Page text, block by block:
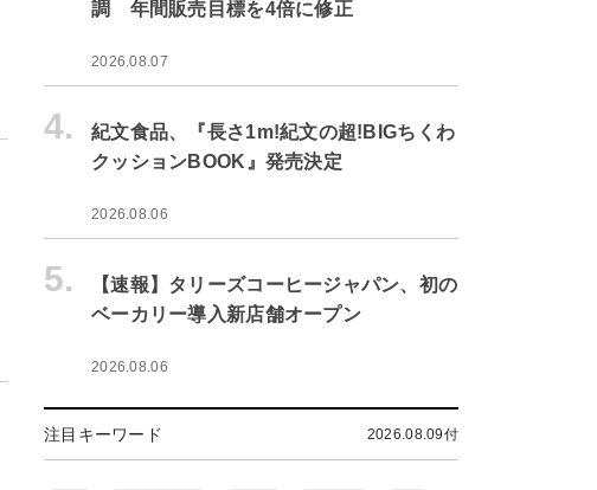
調 年間販売目標を4倍に修正
2026.08.07
4.
紀文食品、『長さ1m!紀文の超!BIGちくわ
クッションBOOK』発売決定
2026.08.06
5.
【速報】タリーズコーヒージャパン、初の
ベーカリー導入新店舗オープン
2026.08.06
注目キーワード 2026.08.09付